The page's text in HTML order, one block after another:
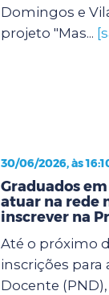
Domingos e
projeto "Mas...
30/06/2026, às
Graduados
atuar na rede
inscrever na
Até o próximo
inscrições para
Docente